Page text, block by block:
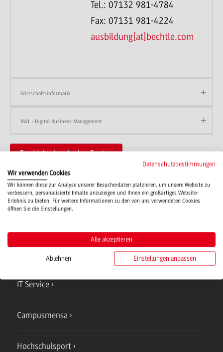
Tel.: 07132 981-4784
Fax: 07131 981-4224
ausbildung[at]bechtle.com
Wirtschaftsinformatik
BWL - Digital Business Management
Zur Liste der dualen Partner
Studienangebote
IT Service
Campusmensa
Hochschulsport
Datenschutzbestimmungen
Wir verwenden Cookies
Wir können diese zur Analyse unserer Besucherdaten platzieren, um unsere Website zu
verbessern, personalisierte Inhalte anzuzeigen und Ihnen ein großartiges Website-
Erlebnis zu bieten. Für weitere Informationen zu den von uns verwendeten Cookies
öffnen Sie die Einstellungen.
Alle akzeptieren
Ablehnen Einstellungen anpassen